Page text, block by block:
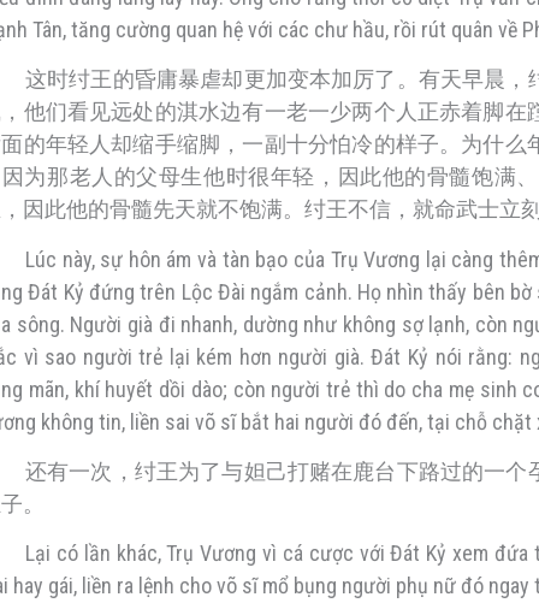
Tân, tăng cường quan hệ với các chư hầu, rồi rút quân về
这时纣王的昏庸暴虐却更加变本加厉了。有天早晨
他们看见远处的淇水边有一老一少两个人正赤着脚
的年轻人却缩手缩脚，一副十分怕冷的样子。为什
为那老人的父母生他时很年轻，因此他的骨髓饱满
因此他的骨髓先天就不饱满。纣王不信，就命武士立
Lúc này, sự hôn ám và tàn bạo của Trụ Vương lại càng
Đát Kỷ đứng trên Lộc Đài ngắm cảnh. Họ nhìn thấy bên
sông. Người già đi nhanh, dường như không sợ lạnh, còn
vì sao người trẻ lại kém hơn người già. Đát Kỷ nói rằng:
mãn, khí huyết dồi dào; còn người trẻ thì do cha mẹ sinh
không tin, liền sai võ sĩ bắt hai người đó đến, tại chỗ
还有一次，纣王为了与妲己打赌在鹿台下路过的一
。
Lại có lần khác, Trụ Vương vì cá cược với Đát Kỷ xem
hay gái, liền ra lệnh cho võ sĩ mổ bụng người phụ nữ đó ngay